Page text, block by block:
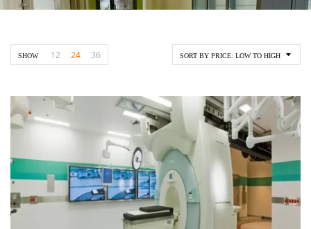
SORT BY PRICE: LOW TO HIGH
SHOW 12 24 36